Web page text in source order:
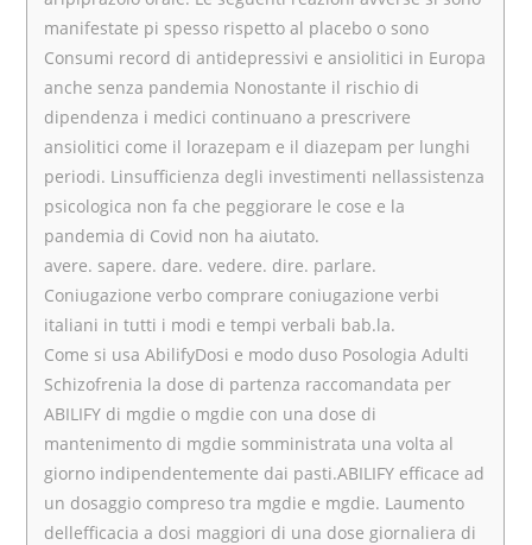
manifestate pi spesso rispetto al placebo o sono
Consumi record di antidepressivi e ansiolitici in Europa
anche senza pandemia Nonostante il rischio di
dipendenza i medici continuano a prescrivere
ansiolitici come il lorazepam e il diazepam per lunghi
periodi. Linsufficienza degli investimenti nellassistenza
psicologica non fa che peggiorare le cose e la
pandemia di Covid non ha aiutato.
avere. sapere. dare. vedere. dire. parlare.
Coniugazione verbo comprare coniugazione verbi
italiani in tutti i modi e tempi verbali bab.la.
Come si usa AbilifyDosi e modo duso Posologia Adulti
Schizofrenia la dose di partenza raccomandata per
ABILIFY di mgdie o mgdie con una dose di
mantenimento di mgdie somministrata una volta al
giorno indipendentemente dai pasti.ABILIFY efficace ad
un dosaggio compreso tra mgdie e mgdie. Laumento
dellefficacia a dosi maggiori di una dose giornaliera di